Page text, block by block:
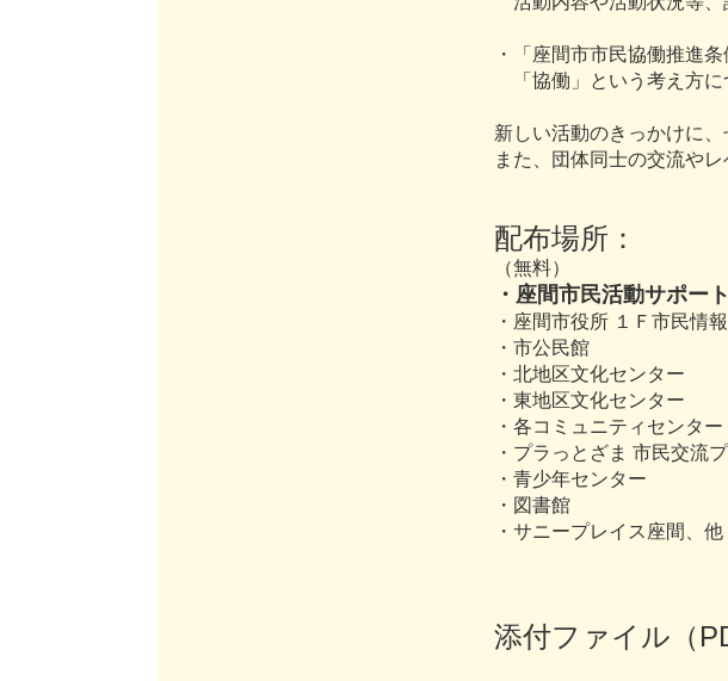
・「座間市市民協働推進
「協働」という考え方に
新しい活動のきっかけに
また、団体同士の交流や
配布場所：
（無料）
・座間市民活動サポー
・座間市役所 １Ｆ市民情
・市公民館
・北地区文化センター
・東地区文化センター
・各コミュニティセンター
・プラっとざま 市民交流
・青少年センター
・図書館
・サニープレイス座間、他
添付ファイル（